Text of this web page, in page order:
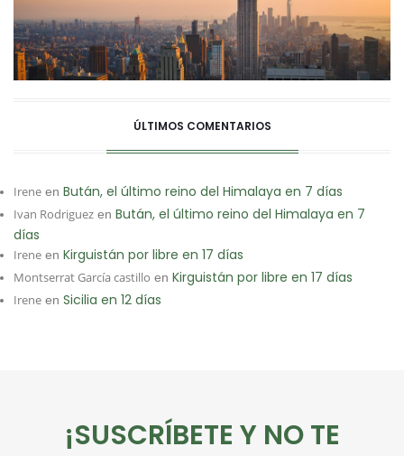
ÚLTIMOS COMENTARIOS
Irene en Bután, el último reino del Himalaya en 7 días
Ivan Rodriguez en Bután, el último reino del Himalaya en 7
días
Irene en Kirguistán por libre en 17 días
Montserrat García castillo en Kirguistán por libre en 17 días
Irene en Sicilia en 12 días
¡SUSCRÍBETE Y NO TE